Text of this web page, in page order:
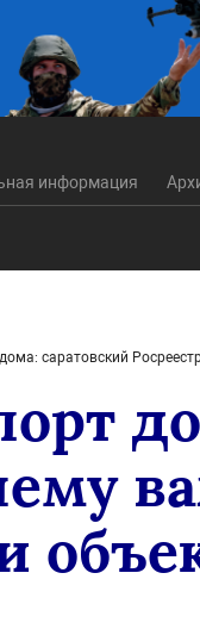
информация
саратовский